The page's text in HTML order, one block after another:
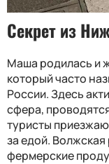
Секрет из
Маша родилась и
который часто
России. Здесь
сфера,
туристы
за едой.
фермерские